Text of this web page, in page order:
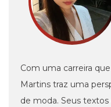
Com uma carreira
Martins traz uma
de moda. Seus